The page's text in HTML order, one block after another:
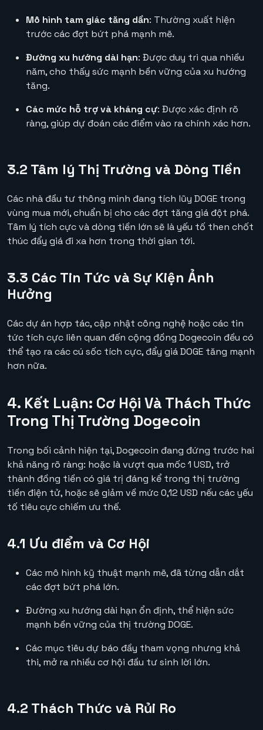
Mô hình tam giác tăng dần: Thường xuất hiện
trước các đợt bứt phá mạnh mẽ.
Đường xu hướng dài hạn: Được duy trì qua nhiều
năm, cho thấy sức mạnh bền vững của xu hướng
tăng.
Các mức hỗ trợ và kháng cự: Được xác định rõ
ràng, giúp dự đoán các điểm vào ra chính xác hơn.
3.2 Tâm lý Thị Trường và Dòng Tiền
Các nhà đầu tư thông minh đang tích lũy DOGE trong
vùng mua mới, chuẩn bị cho các đợt tăng giá đột phá.
Tâm lý tích cực và dòng tiền lớn sẽ là yếu tố then chốt
thúc đẩy giá đi xa hơn trong thời gian tới.
3.3 Các Tin Tức và Sự Kiện Ảnh
Hưởng
Các dự án hợp tác, cập nhật công nghệ hoặc các tin
tức tích cực liên quan đến cộng đồng Dogecoin đều có
thể tạo ra các cú sốc tích cực, đẩy giá DOGE tăng mạnh
hơn nữa.
4. Kết Luận: Cơ Hội Và Thách Thức
Trong Thị Trường Dogecoin
Trong bối cảnh hiện tại, Dogecoin đang đứng trước hai
khả năng rõ ràng: hoặc là vượt qua mốc 1 USD, trở
thành đồng tiền có giá trị đáng kể trong thị trường
tiền điện tử, hoặc sẽ giảm về mức 0,12 USD nếu các yếu
tố tiêu cực chiếm ưu thế.
4.1 Ưu điểm và Cơ Hội
Các mô hình kỹ thuật mạnh mẽ, đã từng dẫn dắt
các đợt bứt phá lớn.
Đường xu hướng dài hạn ổn định, thể hiện sức
mạnh bền vững của thị trường DOGE.
Các mục tiêu dự báo đầy tham vọng nhưng khả
thi, mở ra nhiều cơ hội đầu tư sinh lời lớn.
4.2 Thách Thức và Rủi Ro